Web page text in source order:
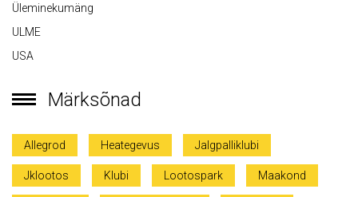
Üleminekumäng
ULME
USA
Märksõnad
Allegrod Heategevus Jalgpalliklubi
Jklootos Klubi Lootospark Maakond